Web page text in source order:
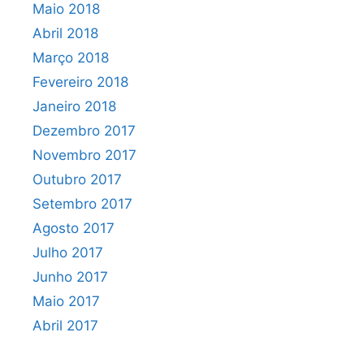
Maio 2018
Abril 2018
Março 2018
Fevereiro 2018
Janeiro 2018
Dezembro 2017
Novembro 2017
Outubro 2017
Setembro 2017
Agosto 2017
Julho 2017
Junho 2017
Maio 2017
Abril 2017